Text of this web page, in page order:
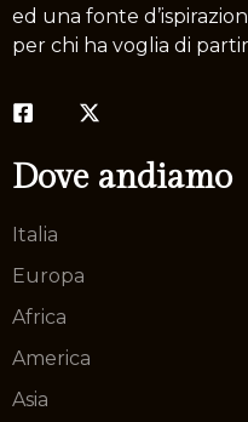
ed una fonte
per chi ha voglia di
Dove andiamo
Italia
Europa
Africa
America
Asia